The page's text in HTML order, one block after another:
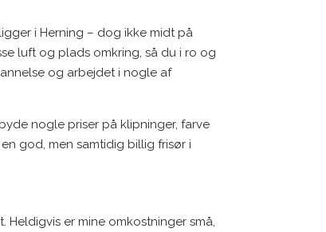
i Herning – dog ikke midt på
luft og plads omkring, så du i ro og
og arbejdet i nogle af
nogle priser på klipninger, farve
god, men samtidig billig frisør i
er mine omkostninger små,